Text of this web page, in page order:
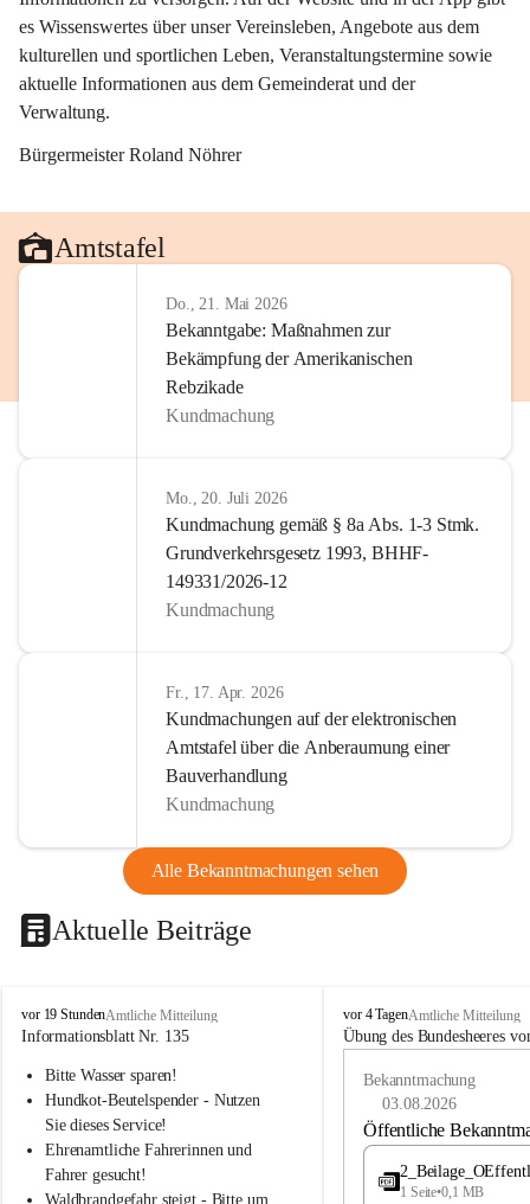
es Wissenswertes über unser Vereinsleben, Angebote aus dem
kulturellen und sportlichen Leben, Veranstaltungstermine sowie
aktuelle Informationen aus dem Gemeinderat und der
Verwaltung.
Bürgermeister Roland Nöhrer
Amtstafel
Do., 21. Mai 2026
Bekanntgabe: Maßnahmen zur
Bekämpfung der Amerikanischen
Rebzikade
Kundmachung
Mo., 20. Juli 2026
Kundmachung gemäß § 8a Abs. 1-3 Stmk.
Grundverkehrsgesetz 1993, BHHF-
149331/2026-12
Kundmachung
Fr., 17. Apr. 2026
Kundmachungen auf der elektronischen
Amtstafel über die Anberaumung einer
Bauverhandlung
Kundmachung
Alle Bekanntmachungen sehen
Aktuelle Beiträge
B
u
h
vor 19 StundenAmtliche Mitteilung
Informationsblatt Nr. 135
Bitte Wasser sparen!
Hundkot-Beutelspender - Nutzen
Sie dieses Service!
Ehrenamtliche Fahrerinnen und
Fahrer gesucht!
Waldbrandgefahr steigt - Bitte um
B
u
vor 4 TagenAmtliche Mitteilung
Übung des Bundesheeres
Bekanntmachung
03.08.2026
Öffentliche
1 Seite•0,1 MB